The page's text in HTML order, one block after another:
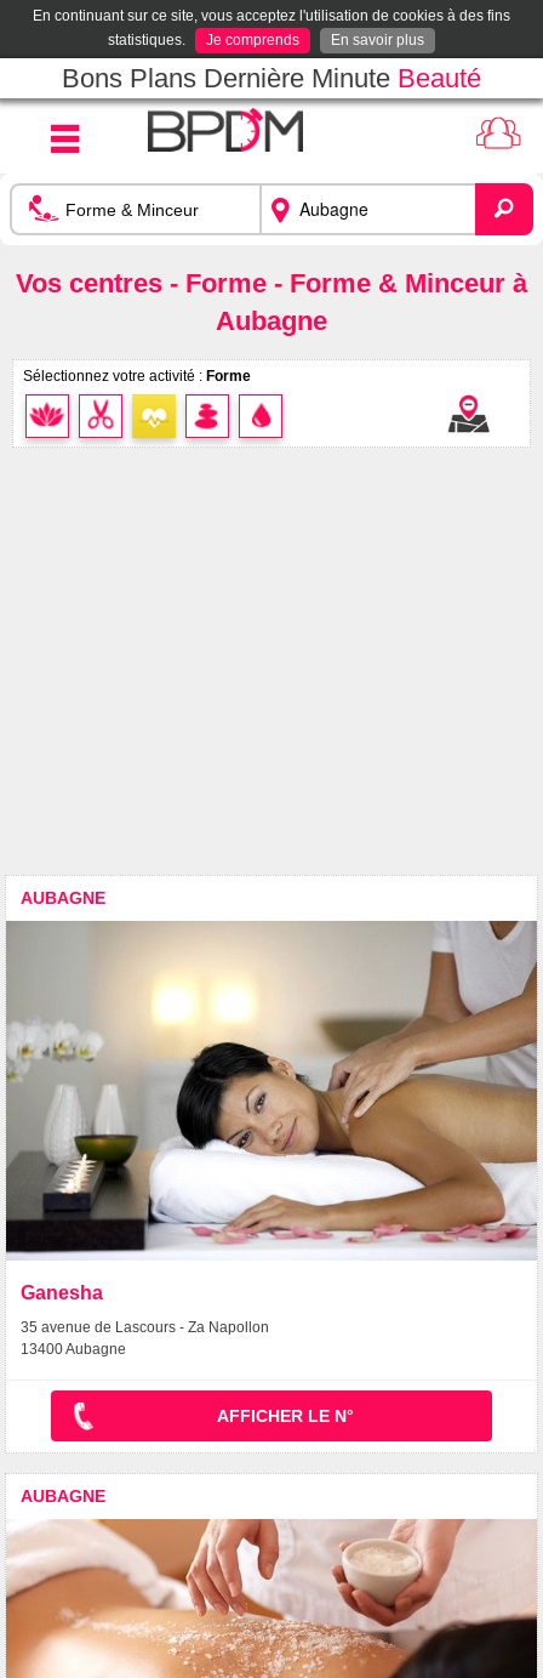
En continuant sur ce site, vous acceptez l'utilisation de cookies à des fins
statistiques.
Je comprends En savoir plus
Bons Plans Dernière Minute Beauté
Vos centres - Forme - Forme & Minceur à
Aubagne
Sélectionnez votre activité : Forme
AUBAGNE
Ganesha
35 avenue de Lascours - Za Napollon
13400 Aubagne
AFFICHER LE N°
AUBAGNE